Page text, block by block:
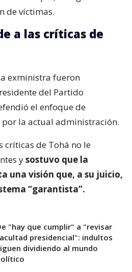
de víctimas.
a las críticas de
exministra fueron
del Partido
el enfoque de
la actual administración.
críticas de Tohá no le
ysostuvo que la
una visión que, a su juicio,
“garantista”.
"hay que cumplir" a "revisar
presidencial": indultos
dividiendo al mundo